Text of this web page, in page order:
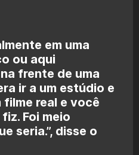
em uma
ou aqui
frente de uma
ir a um estúdio e
filme real e você
Foi meio
seria.”, disse o